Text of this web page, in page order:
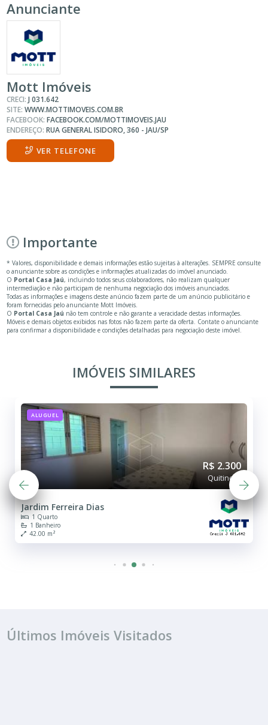
Anunciante
Mott Imóveis
CRECI:J 031.642
SITE:WWW.MOTTIMOVEIS.COM.BR
FACEBOOK:FACEBOOK.COM/MOTTIMOVEIS.JAU
ENDEREÇO:RUA GENERAL ISIDORO, 360 - JAU/SP
VER TELEFONE
Importante
* Valores, disponibilidade e demais informações estão sujeitas à alterações. SEMPRE consulte
o anunciante sobre as condições e informações atualizadas do imóvel anunciado.
O Portal Casa Jaú, incluindo todos seus colaboradores, não realizam qualquer
intermediação e não participam de nenhuma negociação dos imóveis anunciados.
Todas as informações e imagens deste anúncio fazem parte de um anúncio publicitário e
foram fornecidas pelo anunciante Mott Imóveis.
O Portal Casa Jaú não tem controle e não garante a veracidade destas informações.
Móveis e demais objetos exibidos nas fotos não fazem parte da oferta. Contate o anunciante
para confirmar a disponibilidade e condições detalhadas para negociação deste imóvel.
IMÓVEIS SIMILARES
ALUGUEL
R$ 2.300
Quitinete
Jardim Ferreira Dias
1 Quarto
1 Banheiro
42.00 m²
Últimos Imóveis Visitados